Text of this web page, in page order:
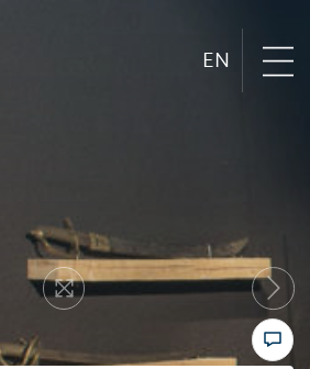
EN
Resize
Next